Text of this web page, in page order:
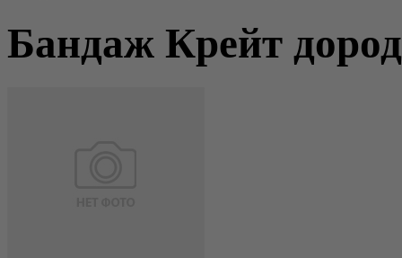
Бандаж Крейт